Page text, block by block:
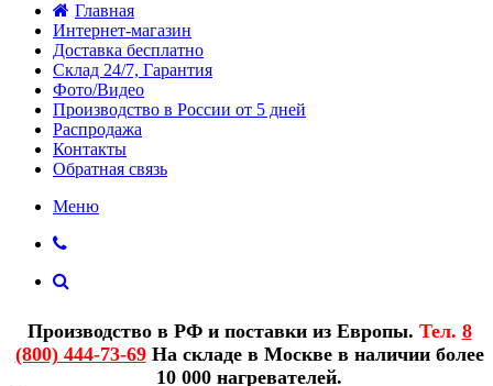
Главная
Интернет-магазин
Доставка бесплатно
Склад 24/7, Гарантия
Фото/Видео
Производство в России от 5 дней
Распродажа
Контакты
Обратная связь
Меню
Производство в РФ и поставки из Европы. Тел. 8
(800) 444-73-69На складе в Москве в наличии более
10 000 нагревателей.